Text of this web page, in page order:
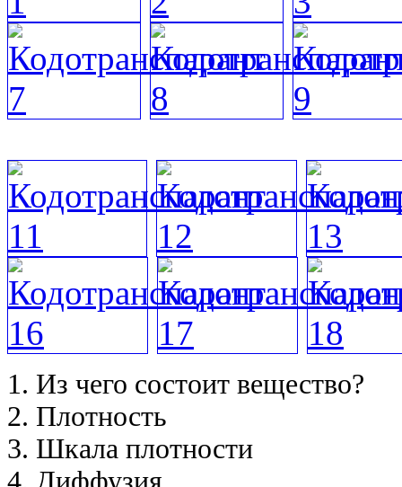
1. Из чего состоит вещество?
2. Плотность
3. Шкала плотности
4. Диффузия